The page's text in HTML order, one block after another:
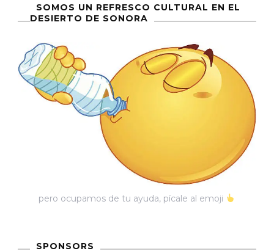
Prisión
Palpita
La
Carne
Cowboy
SOMOS UN REFRESCO CULTURAL EN EL
DESIERTO DE SONORA
pero ocupamos de tu ayuda, pícale al emoji
SPONSORS